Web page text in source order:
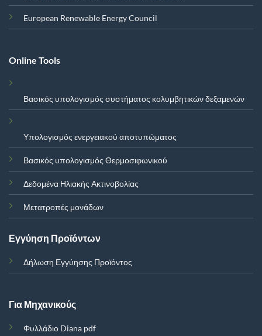
European Renewable Energy Council
Online Tools
Βασικός υπολογισμός συστήματος κολυμβητικών δεξαμενών
Υπολογισμός ενεργειακού αποτυπώματος
Βασικός υπολογισμός Θερμοσιφωνικού
Δεδομένα Ηλιακής Ακτινοβολίας
Μετατροπές μονάδων
Εγγύηση Προϊόντων
Δήλωση Εγγύησης Προϊόντος
Για Μηχανικούς
Φυλλάδιο Diana pdf